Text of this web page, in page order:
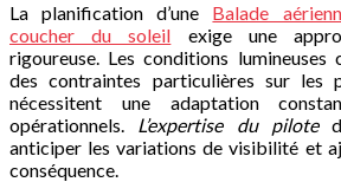
La planification d’une Balade
coucher du soleil exige une
rigoureuse. Les conditions lumineuses
des contraintes particulières sur les
nécessitent une adaptation
opérationnels. L’expertise du pilote
anticiper les variations de visibilité et
conséquence.